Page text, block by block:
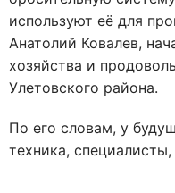
используют её для
Анатолий Ковалев,
хозяйства и
Улетовского района.
По его словам, у
техника,